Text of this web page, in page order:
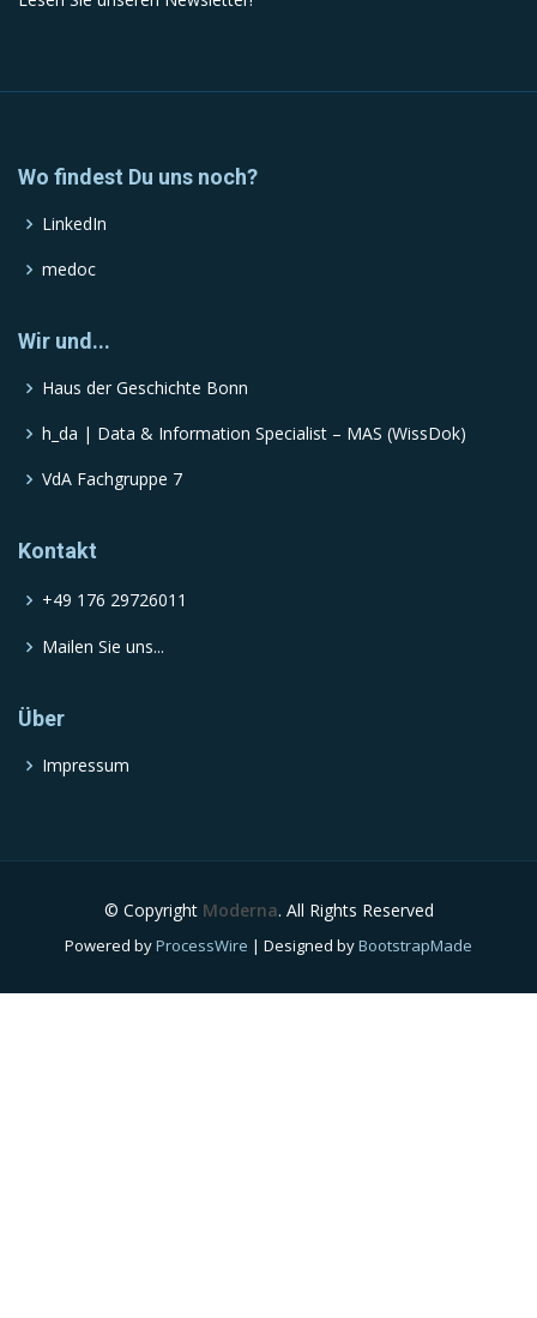
Wo findest Du uns noch?
LinkedIn
medoc
Wir und...
Haus der Geschichte Bonn
h_da | Data & Information Specialist – MAS (WissDok)
VdA Fachgruppe 7
Kontakt
+49 176 29726011
Mailen Sie uns...
Über
Impressum
© Copyright Moderna. All Rights Reserved
Powered byProcessWire | Designed byBootstrapMade